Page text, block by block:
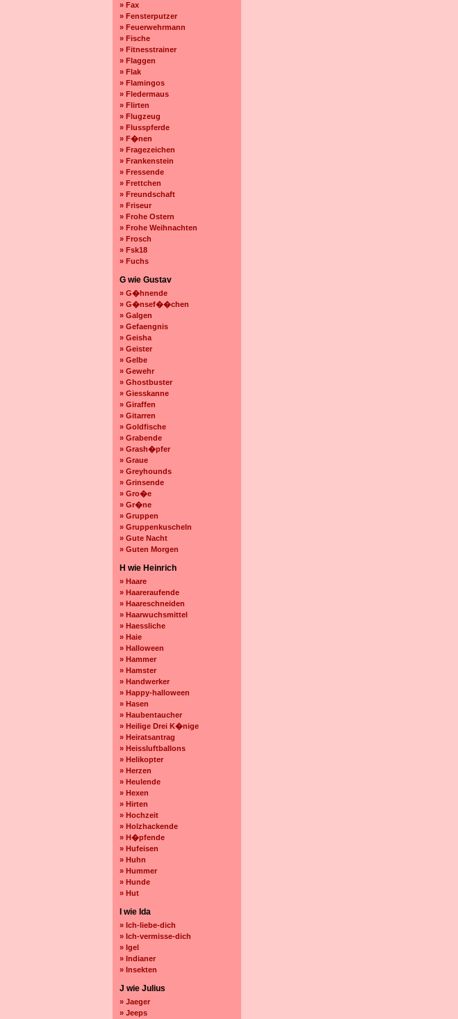
» Fax
» Fensterputzer
» Feuerwehrmann
» Fische
» Fitnesstrainer
» Flaggen
» Flak
» Flamingos
» Fledermaus
» Flirten
» Flugzeug
» Flusspferde
» F�nen
» Fragezeichen
» Frankenstein
» Fressende
» Frettchen
» Freundschaft
» Friseur
» Frohe Ostern
» Frohe Weihnachten
» Frosch
» Fsk18
» Fuchs
G wie Gustav
» G�hnende
» G�nsef��chen
» Galgen
» Gefaengnis
» Geisha
» Geister
» Gelbe
» Gewehr
» Ghostbuster
» Giesskanne
» Giraffen
» Gitarren
» Goldfische
» Grabende
» Grash�pfer
» Graue
» Greyhounds
» Grinsende
» Gro�e
» Gr�ne
» Gruppen
» Gruppenkuscheln
» Gute Nacht
» Guten Morgen
H wie Heinrich
» Haare
» Haareraufende
» Haareschneiden
» Haarwuchsmittel
» Haessliche
» Haie
» Halloween
» Hammer
» Hamster
» Handwerker
» Happy-halloween
» Hasen
» Haubentaucher
» Heilige Drei K�nige
» Heiratsantrag
» Heissluftballons
» Helikopter
» Herzen
» Heulende
» Hexen
» Hirten
» Hochzeit
» Holzhackende
» H�pfende
» Hufeisen
» Huhn
» Hummer
» Hunde
» Hut
I wie Ida
» Ich-liebe-dich
» Ich-vermisse-dich
» Igel
» Indianer
» Insekten
J wie Julius
» Jaeger
» Jeeps